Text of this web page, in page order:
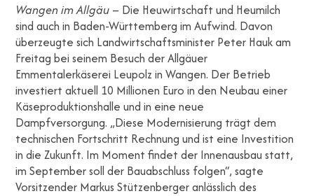
Wangen im Allgäu – Die Heuwirtschaft und Heumilch
sind auch in Baden-Württemberg im Aufwind. Davon
überzeugte sich Landwirtschaftsminister Peter Hauk am
Freitag bei seinem Besuch der Allgäuer
Emmentalerkäserei Leupolz in Wangen. Der Betrieb
investiert aktuell 10 Millionen Euro in den Neubau einer
Käseproduktionshalle und in eine neue
Dampfversorgung. „Diese Modernisierung trägt dem
technischen Fortschritt Rechnung und ist eine Investition
in die Zukunft. Im Moment findet der Innenausbau statt,
im September soll der Bauabschluss folgen“, sagte
Vorsitzender Markus Stützenberger anlässlich des